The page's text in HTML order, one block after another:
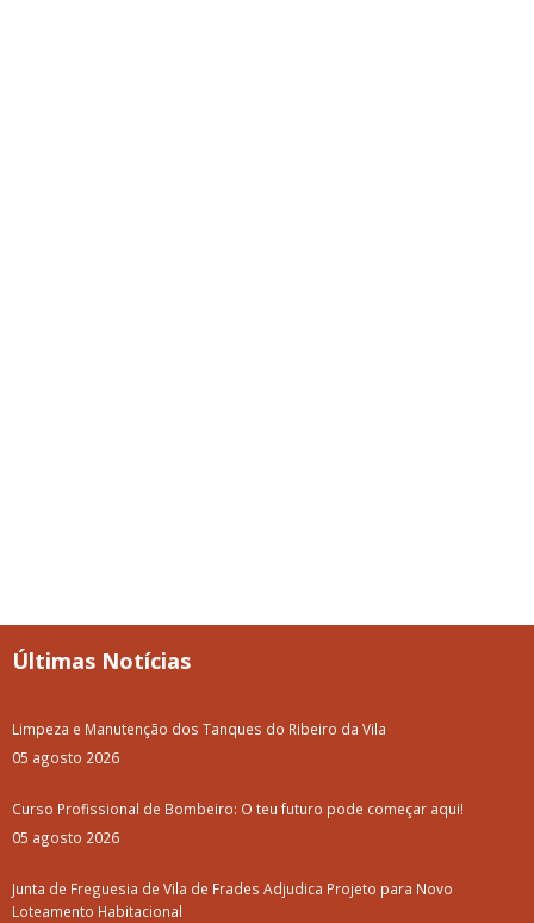
Últimas Notícias
Limpeza e Manutenção dos Tanques do Ribeiro da Vila
05 agosto 2026
Curso Profissional de Bombeiro: O teu futuro pode começar aqui!
05 agosto 2026
Junta de Freguesia de Vila de Frades Adjudica Projeto para Novo
Loteamento Habitacional